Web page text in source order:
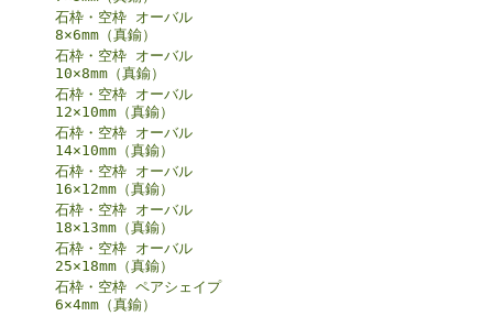
石枠・空枠 オーバル
8×6mm（真鍮）
石枠・空枠 オーバル
10×8mm（真鍮）
石枠・空枠 オーバル
12×10mm（真鍮）
石枠・空枠 オーバル
14×10mm（真鍮）
石枠・空枠 オーバル
16×12mm（真鍮）
石枠・空枠 オーバル
18×13mm（真鍮）
石枠・空枠 オーバル
25×18mm（真鍮）
石枠・空枠 ペアシェイプ
6×4mm（真鍮）